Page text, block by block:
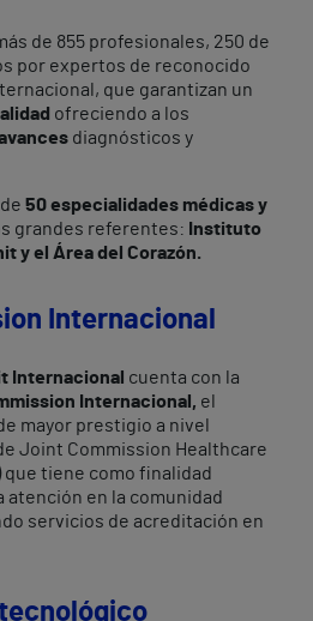
de 855 profesionales, 250 de
por expertos de reconocido
que garantizan un
ofreciendo a los
diagnósticos y
50 especialidades médicas y
grandes referentes: Instituto
y el Área del Corazón.
Internacional
Internacional cuenta con la
Internacional, el
mayor prestigio a nivel
Joint Commission Healthcare
que tiene como finalidad
atención en la comunidad
servicios de acreditación en